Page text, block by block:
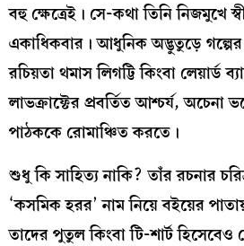
বহু ক্ষেত্রেই। সে-কথা তিনি নিজমুখে
একাধিকবার। আধুনিক অদ্ভুতুড়ে
রচিয়তা থমাস লিগট্টি কিংবা লেয়ার্ড
লাভক্রাফ্টের প্রবর্তিত আশ্চর্য,
পাঠককে রোমাঞ্চিত করতে।
শুধু কি সাহিত্য নাকি? তাঁর রচনার
‘কসমিক হরর’ নাম নিয়ে বইয়ের
তাদের পুতুল কিংবা টি-শার্ট হিসেবেও